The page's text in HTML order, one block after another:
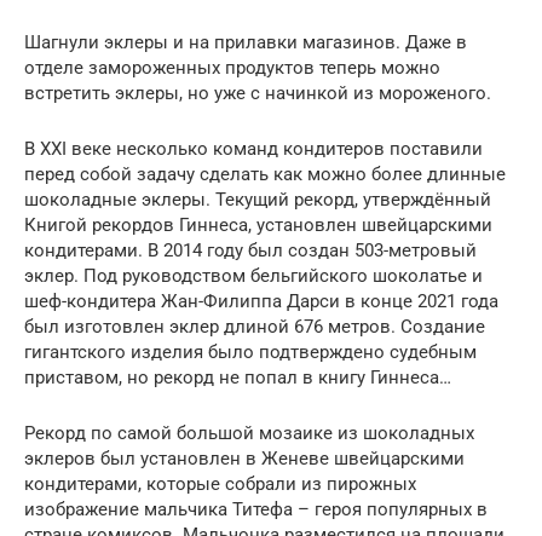
Шагнули эклеры и на прилавки магазинов. Даже в
отделе замороженных продуктов теперь можно
встретить эклеры, но уже с начинкой из мороженого.
В XXI веке несколько команд кондитеров поставили
перед собой задачу сделать как можно более длинные
шоколадные эклеры. Текущий рекорд, утверждённый
Книгой рекордов Гиннеса, установлен швейцарскими
кондитерами. В 2014 году был создан 503-метровый
эклер. Под руководством бельгийского шоколатье и
шеф-кондитера Жан-Филиппа Дарси в конце 2021 года
был изготовлен эклер длиной 676 метров. Создание
гигантского изделия было подтверждено судебным
приставом, но рекорд не попал в книгу Гиннеса…
Рекорд по самой большой мозаике из шоколадных
эклеров был установлен в Женеве швейцарскими
кондитерами, которые собрали из пирожных
изображение мальчика Титефа – героя популярных в